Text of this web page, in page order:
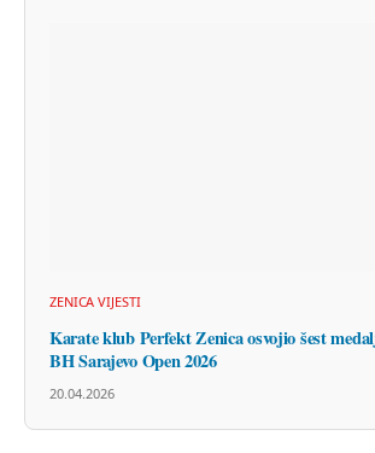
ZENICA VIJESTI
Karate klub Perfekt Zenica osvojio šest
BH Sarajevo Open 2026
20.04.2026